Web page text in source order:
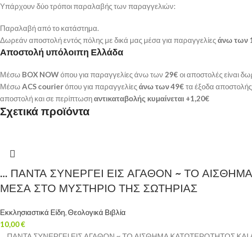
Υπάρχουν δύο τρόποι παραλαβής των παραγγελιών:
Παραλαβή από το κατάστημα.
Δωρεάν αποστολή εντός πόλης με δικά μας μέσα για παραγγελίεςάνω των
Αποστολή υπόλοιπη Ελλάδα
Μέσω BOX NOWόπου για παραγγελίες άνω των 29€ οι αποστολές είναι
Μέσω ACS courierόπου για παραγγελίεςάνω των 49€ τα έξοδα αποστολής
αποστολή και σε περίπτωσηαντικαταβολής κυμαίνεται +1,20€
Σχετικά προϊόντα
… ΠΑΝΤΑ ΣΥΝΕΡΓΕΙ ΕΙΣ ΑΓΑΘΟΝ ~ ΤΟ
ΜΕΣΑ ΣΤΟ ΜΥΣΤΗΡΙΟ ΤΗΣ ΣΩΤΗΡΙΑΣ
Εκκλησιαστικά Είδη,Θεολογικά Βιβλία
10,00€